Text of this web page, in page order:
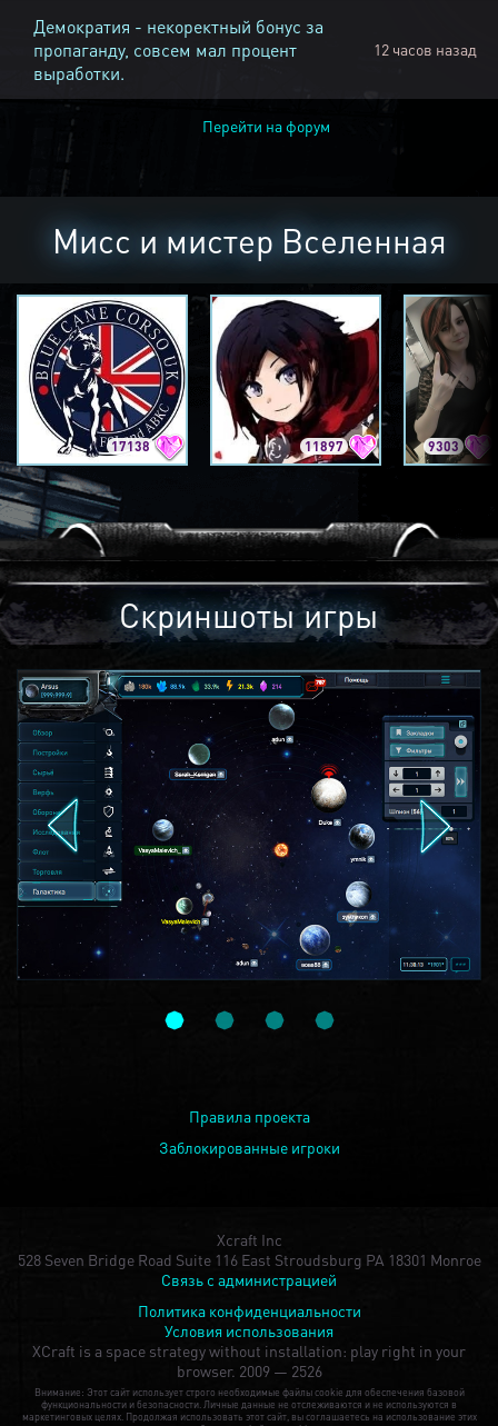
Демократия - некоректный бонус за
пропаганду, совсем мал процент
выработки.
12 часов назад
Перейти на форум
Мисс и мистер Вселенная
17138 11897 9303
Скриншоты игры
Правила проекта
Заблокированные игроки
Xcraft Inc
528 Seven Bridge Road Suite 116 East Stroudsburg PA 18301 Monroe
Связь с администрацией
Политика конфиденциальности
Условия использования
XCraft is a space strategy without installation: play right in your
browser. 2009 — 2526
Внимание: Этот сайт использует строго необходимые файлы cookie для обеспечения базовой
функциональности и безопасности. Личные данные не отслеживаются и не используются в
маркетинговых целях. Продолжая использовать этот сайт, вы соглашаетесь на использование этих